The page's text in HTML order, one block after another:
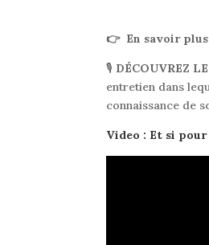
👉 En savoir plus
🎙 DÉCOUVREZ
entretien dans
connaissance de
Video : Et si